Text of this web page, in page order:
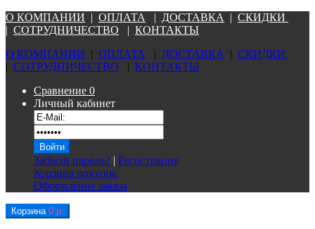
О КОМПАНИИ | ОПЛАТА | ДОСТАВКА | СКИДКИ
| СОТРУДНИЧЕСТВО | КОНТАКТЫ
О КОМПАНИИ | ОПЛАТА | ДОСТАВКА | СКИДКИ
| СОТРУДНИЧЕСТВО | КОНТАКТЫ
Сравнение 0
Личный кабинет
Забыли пароль? | Регистрация
Корзина покупок
Оформление заказа
Корзина 0 р.